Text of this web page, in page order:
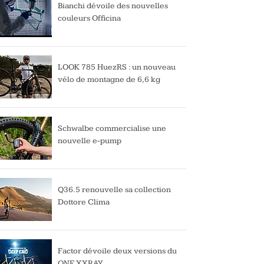
Bianchi dévoile des nouvelles
couleurs Officina
LOOK 785 HuezRS : un nouveau
vélo de montagne de 6,6 kg
Schwalbe commercialise une
nouvelle e-pump
Q36.5 renouvelle sa collection
Dottore Clima
Factor dévoile deux versions du